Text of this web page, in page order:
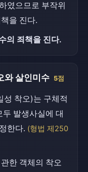
였으므로 부작위
을 진다.
의 죄책을 진다.
와 살인미수 5점
성 착오)는 구체적
두 발생사실에 대
한다. (형법 제250
한 객체의 착오